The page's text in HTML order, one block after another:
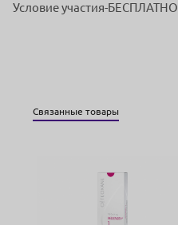
Условие участия-БЕСПЛАТНО
Связанные товары